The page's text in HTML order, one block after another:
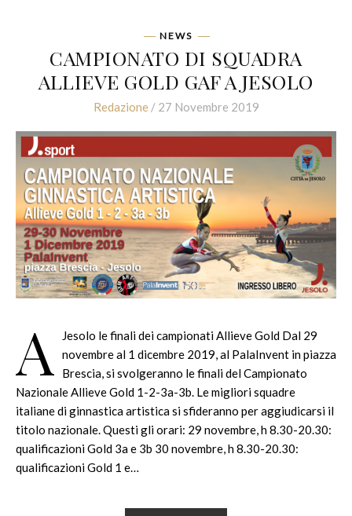
NEWS
CAMPIONATO DI SQUADRA
ALLIEVE GOLD GAF A JESOLO
Redazione/ 27 Novembre 2019
A
Jesolo le finali dei campionati Allieve Gold Dal 29
novembre al 1 dicembre 2019, al PalaInvent in piazza
Brescia, si svolgeranno le finali del Campionato
Nazionale Allieve Gold 1-2-3a-3b. Le migliori squadre
italiane di ginnastica artistica si sfideranno per aggiudicarsi il
titolo nazionale. Questi gli orari: 29 novembre, h 8.30-20.30:
qualificazioni Gold 3a e 3b 30 novembre, h 8.30-20.30:
qualificazioni Gold 1 e…